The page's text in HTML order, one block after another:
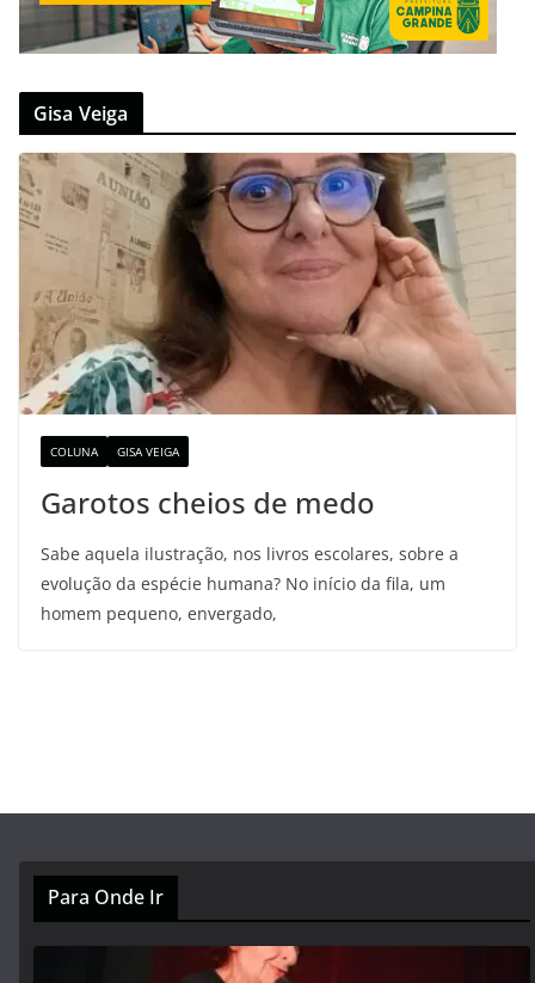
Gisa Veiga
COLUNA GISA VEIGA
Garotos cheios de medo
Sabe aquela ilustração, nos livros escolares, sobre a
evolução da espécie humana? No início da fila, um
homem pequeno, envergado,
Para Onde Ir